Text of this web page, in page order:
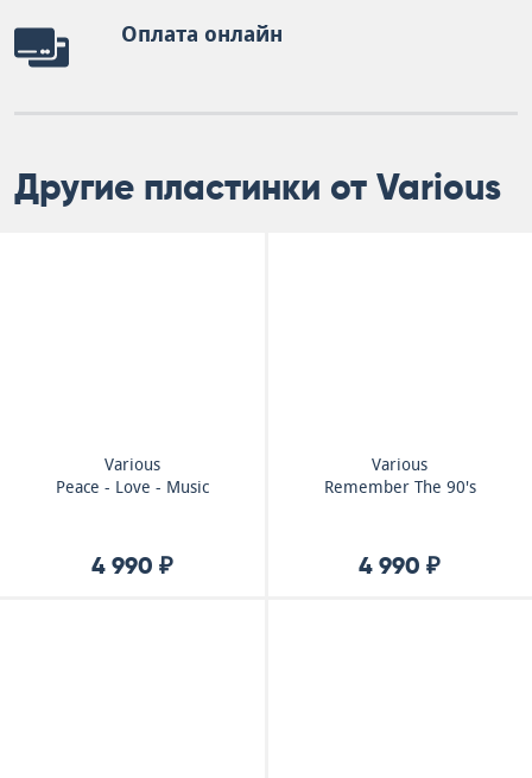
Оплата онлайн
Другие пластинки от Various
Various
Peace - Love - Music
4 990 ₽
Various
Remember The 90's
4 990 ₽